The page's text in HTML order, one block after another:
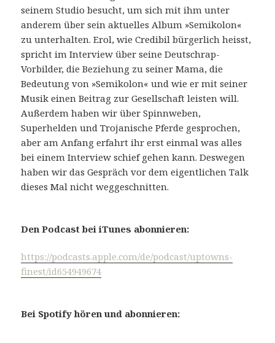
seinem Studio besucht, um sich mit ihm unter
anderem über sein aktuelles Album »Semikolon«
zu unterhalten. Erol, wie Credibil bürgerlich heisst,
spricht im Interview über seine Deutschrap-
Vorbilder, die Beziehung zu seiner Mama, die
Bedeutung von »Semikolon« und wie er mit seiner
Musik einen Beitrag zur Gesellschaft leisten will.
Außerdem haben wir über Spinnweben,
Superhelden und Trojanische Pferde gesprochen,
aber am Anfang erfahrt ihr erst einmal was alles
bei einem Interview schief gehen kann. Deswegen
haben wir das Gespräch vor dem eigentlichen Talk
dieses Mal nicht weggeschnitten.
Den Podcast bei iTunes abonnieren:
https://podcasts.apple.com/de/podcast/uptowns-
finest/id654949674
Bei Spotify hören und abonnieren: